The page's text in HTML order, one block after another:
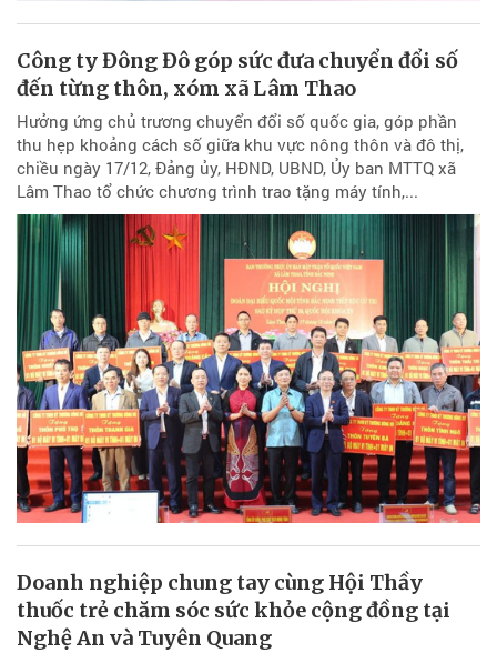
Công ty Đông Đô góp sức đưa chuyển đổi số
đến từng thôn, xóm xã Lâm Thao
Hưởng ứng chủ trương chuyển đổi số quốc gia, góp phần
thu hẹp khoảng cách số giữa khu vực nông thôn và đô thị,
chiều ngày 17/12, Đảng ủy, HĐND, UBND, Ủy ban MTTQ xã
Lâm Thao tổ chức chương trình trao tặng máy tính,...
Doanh nghiệp chung tay cùng Hội Thầy
thuốc trẻ chăm sóc sức khỏe cộng đồng tại
Nghệ An và Tuyên Quang